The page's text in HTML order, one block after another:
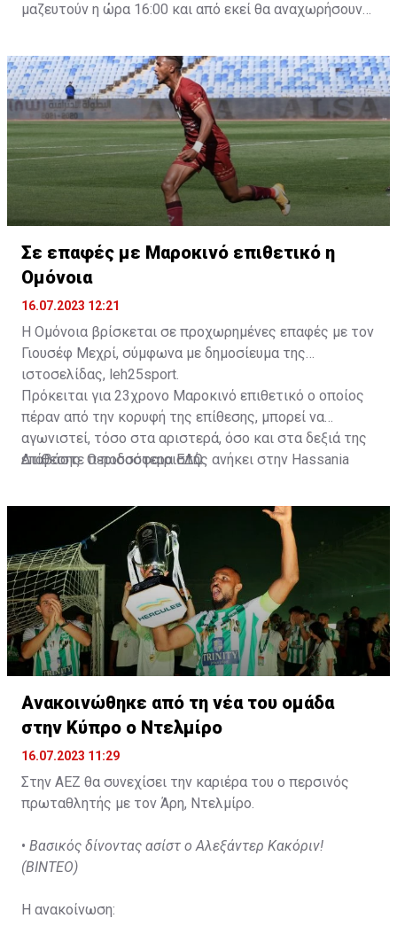
μαζευτούν η ώρα 16:00 και από εκεί θα αναχωρήσουν
δώοσυν το παρών τους στην απογευματινή προπόνηση
της ομάδας.
Σε επαφές με Μαροκινό επιθετικό η
Ομόνοια
16.07.2023 12:21
Η Ομόνοια βρίσκεται σε προχωρημένες επαφές με τον
Γιουσέφ Μεχρί, σύμφωνα με δημοσίευμα της
ιστοσελίδας, leh25sport.
Πρόκειται για 23χρονο Μαροκινό επιθετικό ο οποίος
πέραν από την κορυφή της επίθεσης, μπορεί να
αγωνιστεί, τόσο στα αριστερά, όσο και στα δεξιά της
επίθεσης. Ο ποδοσφαιριστής ανήκει στην Hassania
2026.
Διαβάστε περισσότεραΕΔΩ.
Ανακοινώθηκε από τη νέα του ομάδα
στην Κύπρο ο Ντελμίρο
16.07.2023 11:29
Στην ΑΕΖ θα συνεχίσει την καριέρα του ο περσινός
πρωταθλητής με τον Άρη, Ντελμίρο.
• Βασικός δίνοντας ασίστ ο Αλεξάντερ Κακόριν!
(ΒΙΝΤΕΟ)
Η ανακοίνωση: